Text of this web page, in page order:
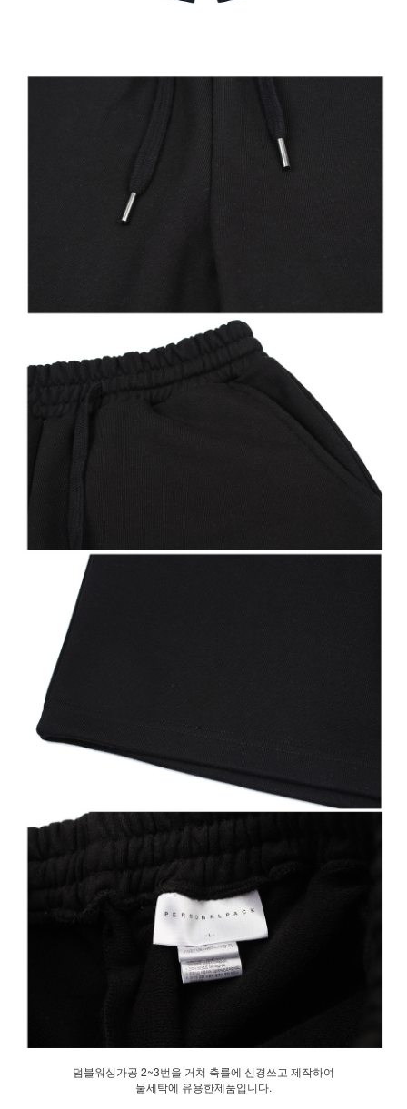
덤블워싱가공 2~3번을 거쳐 축률에 신경쓰고 제작하여
물세탁에 유용한제품입니다.